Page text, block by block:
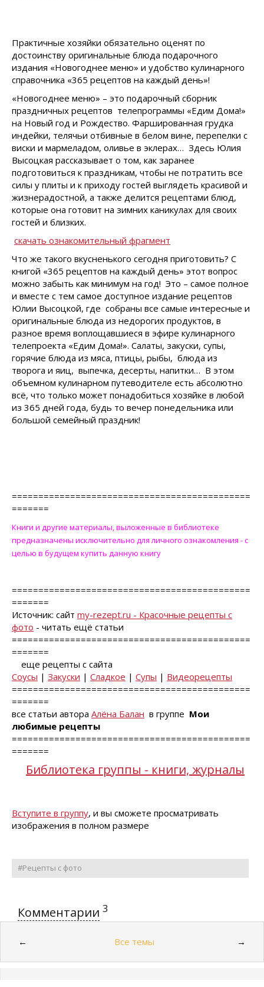
Практичные хозяйки обязательно оценят по
достоинству оригинальные блюда подарочного
издания «Новогоднее меню» и удобство кулинарного
справочника «365 рецептов на каждый день»!
«Новогоднее меню» – это подарочный сборник
праздничных рецептов телепрограммы «Едим Дома!»
на Новый год и Рождество. Фаршированная грудка
индейки, телячьи отбивные в белом вине, перепелки с
виски и мармеладом, оливье в эклерах… Здесь Юлия
Высоцкая рассказывает о том, как заранее
подготовиться к праздникам, чтобы не потратить все
силы у плиты и к приходу гостей выглядеть красивой и
жизнерадостной, а также делится рецептами блюд,
которые она готовит на зимних каникулах для своих
гостей и близких.
скачать ознакомительный фрагмент
Что же такого вкусненького сегодня приготовить? С
книгой «365 рецептов на каждый день» этот вопрос
можно забыть как минимум на год! Это – самое полное
и вместе с тем самое доступное издание рецептов
Юлии Высоцкой, где собраны все самые интересные и
оригинальные блюда из недорогих продуктов, в
разное время воплощавшиеся в эфире кулинарного
телепроекта «Едим Дома!». Салаты, закуски, супы,
горячие блюда из мяса, птицы, рыбы, блюда из
творога и яиц, выпечка, десерты, напитки… В этом
объемном кулинарном путеводителе есть абсолютно
всё, что только может понадобиться хозяйке в любой
из 365 дней года, будь то вечер понедельника или
большой семейный праздник!
=============================================
=======
Книги и другие материалы, выложенные в библиотеке
предназначены исключительно для личного ознакомления - с
целью в будущем купить данную книгу
=============================================
=======
Источник: сайт my-rezept.ru - Красочные рецепты с
фото - читать ещё статьи
=============================================
=======
еще рецепты с сайта
Соусы | Закуски | Сладкое | Супы | Видеорецепты
=============================================
=======
все статьи автора Алёна Балан в группе Мои
любимые рецепты
=============================================
=======
Библиотека группы - книги, журналы
Вступите в группу, и вы сможете просматривать
изображения в полном размере
#Рецепты с фото
Комментарии 3
← Все темы →